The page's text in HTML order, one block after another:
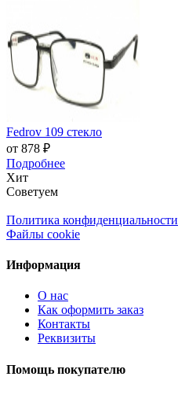
Fedrov 109 стекло
от 878 ₽
Подробнее
Хит
Советуем
Политика конфиденциальности
Файлы cookie
Информация
О нас
Как оформить заказ
Контакты
Реквизиты
Помощь покупателю